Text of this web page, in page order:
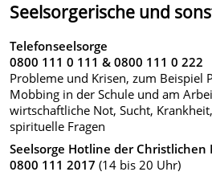
Seelsorgerische und
Telefonseelsorge
0800 111 0 111 & 0800 111 0 222
Probleme und Krisen, zum Beispiel
Mobbing in der Schule und am
wirtschaftliche Not, Sucht,
spirituelle Fragen
Seelsorge Hotline der
0800 111 2017 (14 bis 20 Uhr)